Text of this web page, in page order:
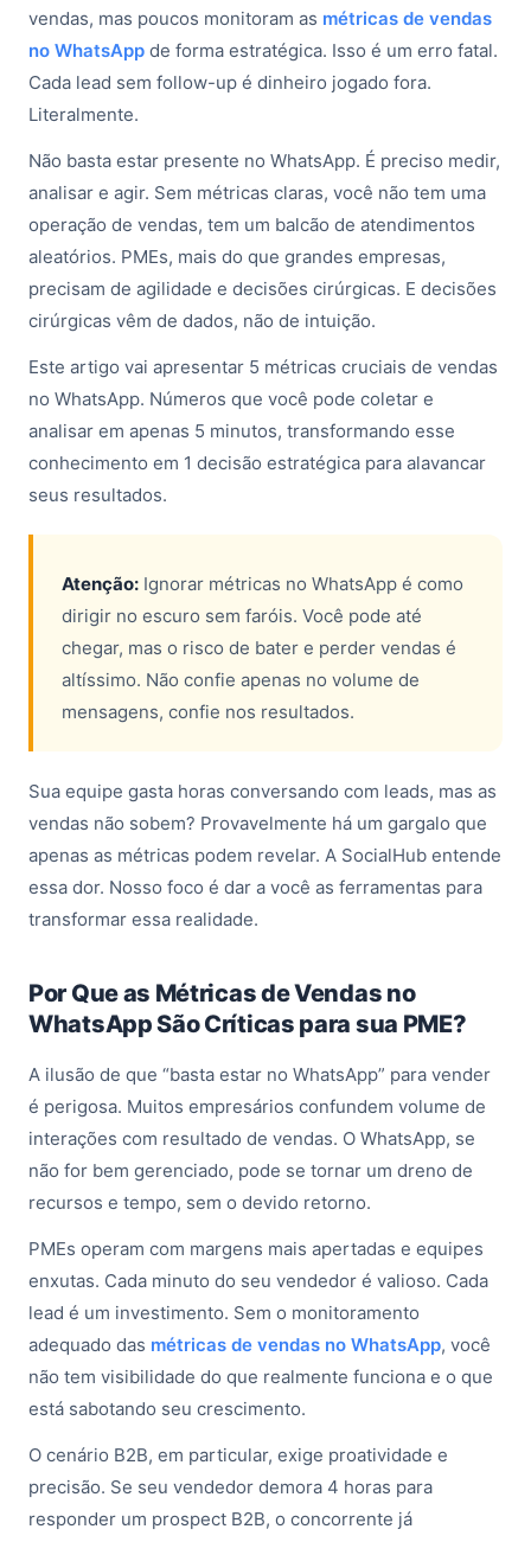
vendas, mas poucos monitoram as métricas de vendas
no WhatsApp de forma estratégica. Isso é um erro fatal.
Cada lead sem follow-up é dinheiro jogado fora.
Literalmente.
Não basta estar presente no WhatsApp. É preciso medir,
analisar e agir. Sem métricas claras, você não tem uma
operação de vendas, tem um balcão de atendimentos
aleatórios. PMEs, mais do que grandes empresas,
precisam de agilidade e decisões cirúrgicas. E decisões
cirúrgicas vêm de dados, não de intuição.
Este artigo vai apresentar 5 métricas cruciais de vendas
no WhatsApp. Números que você pode coletar e
analisar em apenas 5 minutos, transformando esse
conhecimento em 1 decisão estratégica para alavancar
seus resultados.
Atenção: Ignorar métricas no WhatsApp é como
dirigir no escuro sem faróis. Você pode até
chegar, mas o risco de bater e perder vendas é
altíssimo. Não confie apenas no volume de
mensagens, confie nos resultados.
Sua equipe gasta horas conversando com leads, mas as
vendas não sobem? Provavelmente há um gargalo que
apenas as métricas podem revelar. A SocialHub entende
essa dor. Nosso foco é dar a você as ferramentas para
transformar essa realidade.
Por Que as Métricas de Vendas no
WhatsApp São Críticas para sua PME?
A ilusão de que “basta estar no WhatsApp” para vender
é perigosa. Muitos empresários confundem volume de
interações com resultado de vendas. O WhatsApp, se
não for bem gerenciado, pode se tornar um dreno de
recursos e tempo, sem o devido retorno.
PMEs operam com margens mais apertadas e equipes
enxutas. Cada minuto do seu vendedor é valioso. Cada
lead é um investimento. Sem o monitoramento
adequado das métricas de vendas no WhatsApp, você
não tem visibilidade do que realmente funciona e o que
está sabotando seu crescimento.
O cenário B2B, em particular, exige proatividade e
precisão. Se seu vendedor demora 4 horas para
responder um prospect B2B, o concorrente já